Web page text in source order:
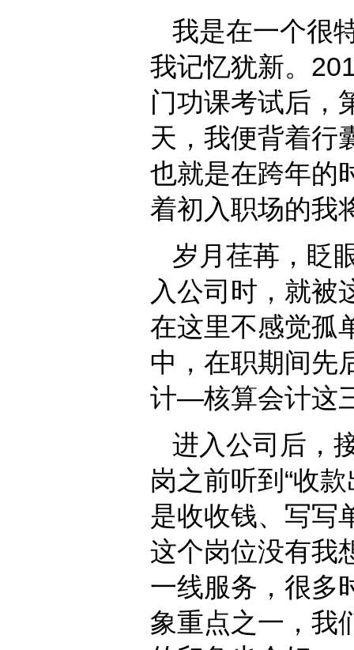
我是在一个很
我记忆犹新。
门功课考试后，
天，我便背着行
也就是在跨年的
着初入职场的我
岁月荏苒，眨
入公司时，就被
在这里不感觉孤
中，在职期间先
计—核算会计这
进入公司后，
岗之前听到“收
是收收钱、写写
这个岗位没有我
一线服务，很多
象重点之一，我